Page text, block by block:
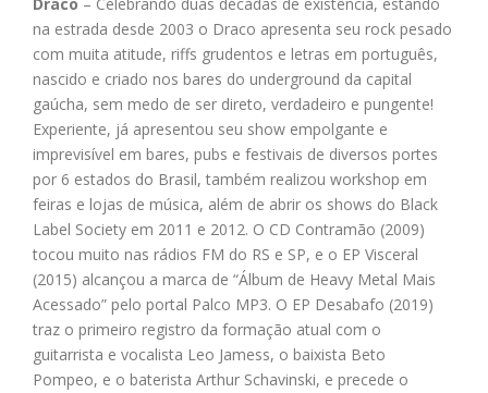
na estrada desde 2003 o Draco apresenta seu rock pesado
com muita atitude, riffs grudentos e letras em português,
nascido e criado nos bares do underground da capital
gaúcha, sem medo de ser direto, verdadeiro e pungente!
Experiente, já apresentou seu show empolgante e
imprevisível em bares, pubs e festivais de diversos portes
por 6 estados do Brasil, também realizou workshop em
feiras e lojas de música, além de abrir os shows do Black
Label Society em 2011 e 2012. O CD Contramão (2009)
tocou muito nas rádios FM do RS e SP, e o EP Visceral
(2015) alcançou a marca de “Álbum de Heavy Metal Mais
Acessado” pelo portal Palco MP3. O EP Desabafo (2019)
traz o primeiro registro da formação atual com o
guitarrista e vocalista Leo Jamess, o baixista Beto
Pompeo, e o baterista Arthur Schavinski, e precede o